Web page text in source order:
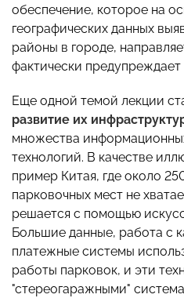
обеспечение, которое на
географических данных
районы в городе,
фактически предупреждает
Еще одной темой лекции
развитие их
множества
технологий. В качестве
пример Китая, где около
парковочных мест не
решается с помощью
Большие данные, работа с
платежные системы
работы парковок, и эти
"стереогаражными"